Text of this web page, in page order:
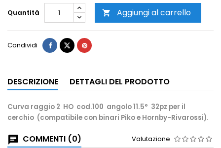
Quantità  Aggiungi al carrello
Condividi
DESCRIZIONE DETTAGLI DEL PRODOTTO
Curva raggio 2 HO cod.100 angolo 11.5° 32pz per il
cerchio (compatibile con binari Piko e Hornby-Rivarossi).
COMMENTI (0) Valutazione